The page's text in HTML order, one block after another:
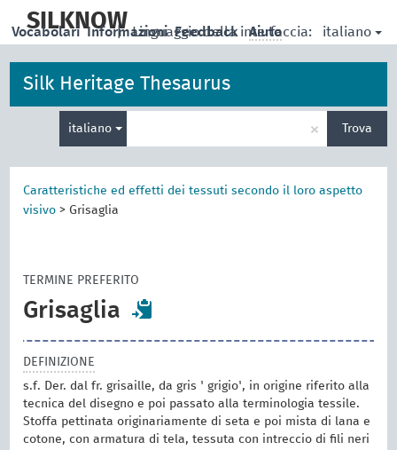
main
SILKNOW
| Linguaggio della interfaccia: italiano
Vocabolari Informazioni Feedback Aiuto
Silk Heritage Thesaurus
italiano
per
la
× Trova
Caratteristiche ed effetti dei tessuti secondo il loro aspetto
visivo > Grisaglia
TERMINE PREFERITO
Grisaglia
DEFINIZIONE
s.f. Der. dal fr. grisaille, da gris ' grigio', in origine riferito alla
tecnica del disegno e poi passato alla terminologia tessile.
Stoffa pettinata originariamente di seta e poi mista di lana e
cotone, con armatura di tela, tessuta con intreccio di fili neri